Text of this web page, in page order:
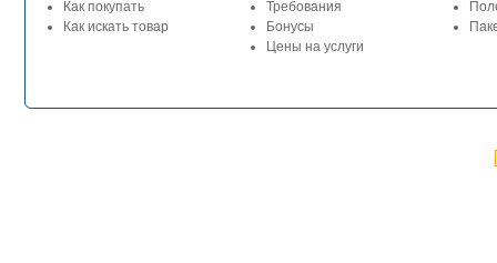
Как покупать
Как искать товар
Требования
Бонусы
Цены на услуги